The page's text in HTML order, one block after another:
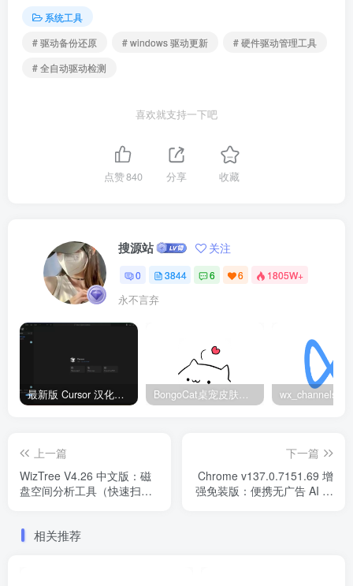
系统工具
# 驱动备份还原
# windows 驱动更新
# 硬件驱动管理工具
# 全自动驱动检测
喜欢就支持一下吧
点赞840 分享 收藏
搜源站 关注
0 3844 6 6 1805W+
永不言弃
最新版 Cursor 汉化设置中文教程（两种简单方法，附中文语言包下载） BongoCat桌宠皮肤包大全：20款主题皮肤免费下载
上一篇
WizTree V4.26 中文版：磁
盘空间分析工具（快速扫描/
下一篇
Chrome v137.0.7151.69 增
强免装版：便携无广告 AI 防
相关推荐